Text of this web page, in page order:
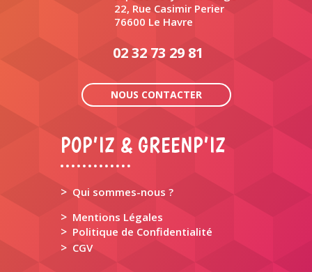
22, Rue Casimir Perier
76600 Le Havre
02 32 73 29 81
NOUS CONTACTER
POP’IZ & GREENP’IZ
> Qui sommes-nous ?
> Mentions Légales
> Politique de Confidentialité
> CGV